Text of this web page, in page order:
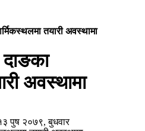
तयारी अवस्थामा
दाङका
अवस्थामा
पुष २०७९, बुधवार